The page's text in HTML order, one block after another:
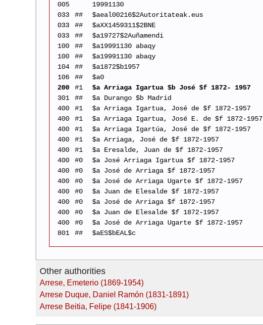
005
19991130
033
##
$aeal00216$2Autoritateak.eus
033
##
$aXX1459311$2BNE
033
##
$a19727$2Auñamendi
100
##
$a19991130 abaqy
100
##
$a19991130 abaqy
104
##
$a1872$b1957
106
##
$a0
200
#1
$a Arriaga Igartua $b José $f 1872- 1957
301
##
$a Durango $b Madrid
400
#1
$a Arriaga Igartua, José de $f 1872-1957
400
#1
$a Arriaga Igartua, José E. de $f 1872-1957
400
#1
$a Arriaga Igartúa, José de $f 1872-1957
400
#1
$a Arriaga, José de $f 1872-1957
400
#1
$a Eresalde, Juan de $f 1872-1957
400
#0
$a José Arriaga Igartua $f 1872-1957
400
#0
$a José de Arriaga $f 1872-1957
400
#0
$a José de Arriaga Ugarte $f 1872-1957
400
#0
$a Juan de Elesalde $f 1872-1957
400
#0
$a José de Arriaga $f 1872-1957
400
#0
$a Juan de Elesalde $f 1872-1957
400
#0
$a José de Arriaga Ugarte $f 1872-1957
801
## $aES$bEAL$c
Other authorities
Arrese, Emeterio (1869-1954)
Arrese Duque, Daniel Ramón (1831-1891)
Arrese Beitia, Felipe (1841-1906)